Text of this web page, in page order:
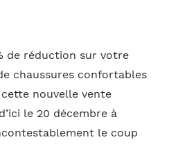
de réduction sur votre
chaussures confortables
nouvelle vente
le 20 décembre à
le coup